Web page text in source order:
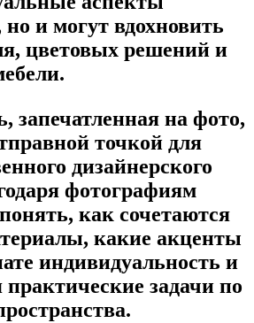
но и могут вдохновить
цветовых решений и
запечатленная на фото,
точкой для
дизайнерского
фотографиям
как сочетаются
какие акценты
индивидуальность и
задачи по